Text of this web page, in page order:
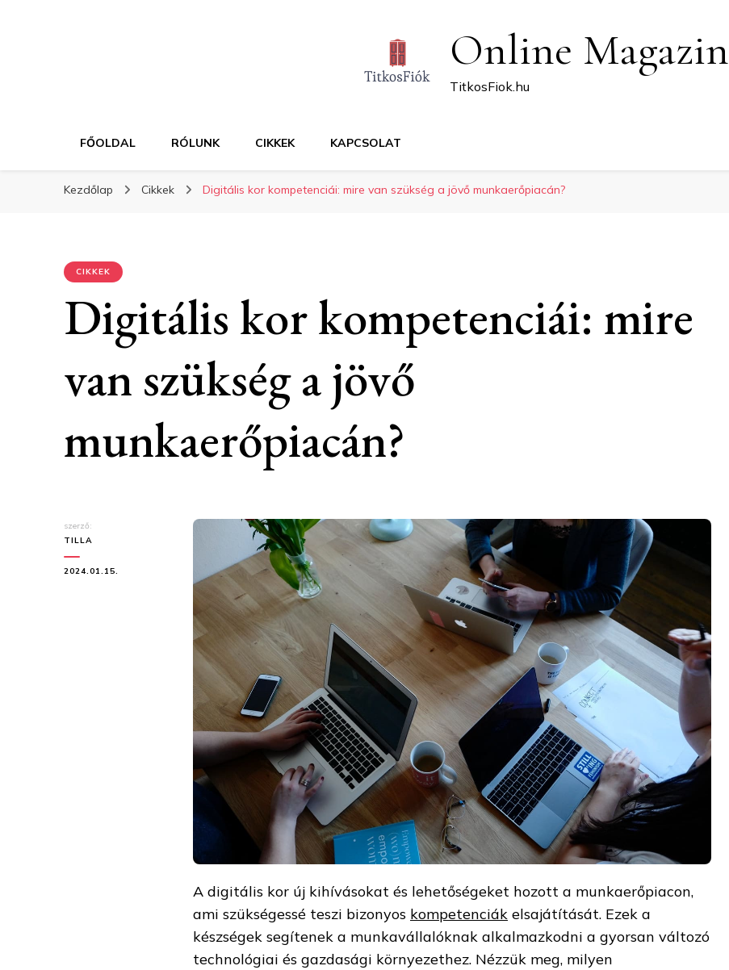
Online Magazin
TitkosFiok.hu
FŐOLDAL RÓLUNK CIKKEK KAPCSOLAT
Kezdőlap Cikkek Digitális kor kompetenciái: mire van szükség a jövő munkaerőpiacán?
CIKKEK
Digitális kor kompetenciái: mire
van szükség a jövő
munkaerőpiacán?
szerző:
TILLA
2024.01.15.
A digitális kor új kihívásokat és lehetőségeket hozott a munkaerőpiacon,
ami szükségessé teszi bizonyos kompetenciák elsajátítását. Ezek a
készségek segítenek a munkavállalóknak alkalmazkodni a gyorsan változó
technológiai és gazdasági környezethez. Nézzük meg, milyen